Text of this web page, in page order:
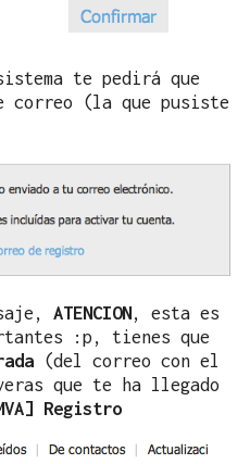
te pedirá que
correo (la que pusiste
ATENCION, esta es
:p, tienes que
(del correo con el
que te ha llegado
Registro